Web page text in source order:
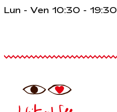
Lun - Ven 10:30 - 19:30